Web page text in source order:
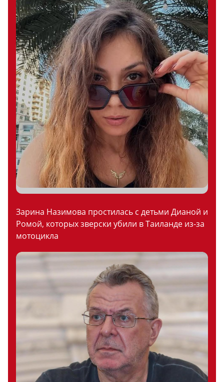
Зарина Назимова простилась с детьми Дианой и
Ромой, которых зверски убили в Таиланде из-за
мотоцикла